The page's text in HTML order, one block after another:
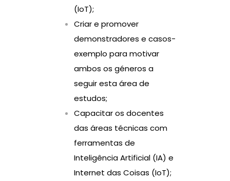
(IoT);
Criar e promover
demonstradores e casos-
exemplo para motivar
ambos os géneros a
seguir esta área de
estudos;
Capacitar os docentes
das áreas técnicas com
ferramentas de
Inteligência Artificial (IA) e
Internet das Coisas (IoT);